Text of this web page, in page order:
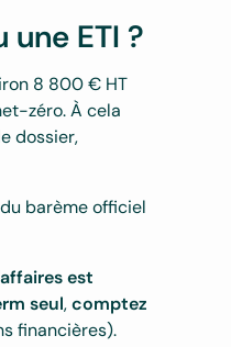
ETI ?
8 800 € HT
zéro. À cela
dossier,
barème officiel
est
seul,comptez
financières).